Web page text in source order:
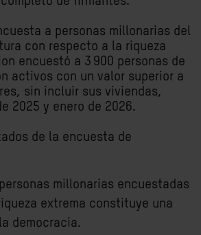
a personas millonarias del
con respecto a la riqueza
encuestó a 3 900 personas de
activos con un valor superior a
sin incluir sus viviendas,
2025 y enero de 2026.
de la encuesta de
millonarias encuestadas
extrema constituye una
democracia.